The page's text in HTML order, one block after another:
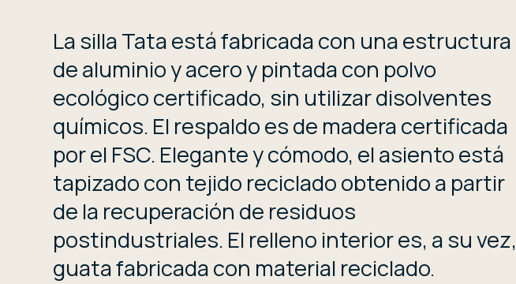
La silla Tata está fabricada con una estructura
de aluminio y acero y pintada con polvo
ecológico certificado, sin utilizar disolventes
químicos. El respaldo es de madera certificada
por el FSC. Elegante y cómodo, el asiento está
tapizado con tejido reciclado obtenido a partir
de la recuperación de residuos
postindustriales. El relleno interior es, a su vez,
guata fabricada con material reciclado.